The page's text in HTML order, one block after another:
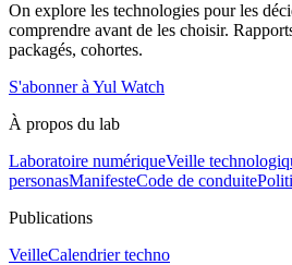
On explore les technologies pour les
comprendre avant de les choisir.
packagés, cohortes.
S'abonner à Yul Watch
À propos du lab
Laboratoire numériqueVeille
personasManifesteCode de conduite
Publications
VeilleCalendrier techno